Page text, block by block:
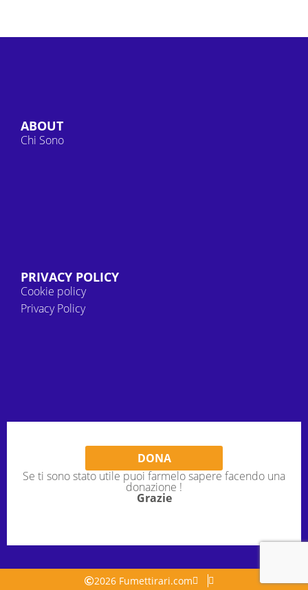
ABOUT
Chi Sono
PRIVACY POLICY
Cookie policy
Privacy Policy
DONA
Se ti sono stato utile puoi farmelo sapere facendo una
donazione !
Grazie
2026 Fumettirari.com